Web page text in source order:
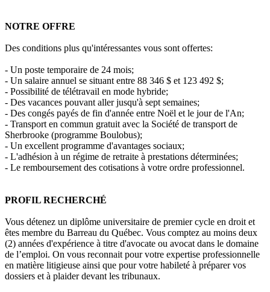
NOTRE OFFRE
Des conditions plus qu'intéressantes vous sont offertes:
- Un poste temporaire de 24 mois;
- Un salaire annuel se situant entre 88 346 $ et 123 492 $;
- Possibilité de télétravail en mode hybride;
- Des vacances pouvant aller jusqu'à sept semaines;
- Des congés payés de fin d'année entre Noël et le jour de l'An;
- Transport en commun gratuit avec la Société de transport de
Sherbrooke (programme Boulobus);
- Un excellent programme d'avantages sociaux;
- L'adhésion à un régime de retraite à prestations déterminées;
- Le remboursement des cotisations à votre ordre professionnel.
PROFIL RECHERCHÉ
Vous détenez un diplôme universitaire de premier cycle en droit et
êtes membre du Barreau du Québec. Vous comptez au moins deux
(2) années d'expérience à titre d'avocate ou avocat dans le domaine
de l’emploi. On vous reconnait pour votre expertise professionnelle
en matière litigieuse ainsi que pour votre habileté à préparer vos
dossiers et à plaider devant les tribunaux.